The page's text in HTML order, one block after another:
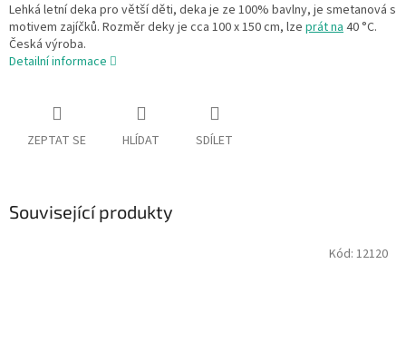
Lehká letní deka pro větší děti, deka je ze 100% bavlny, je smetanová s
motivem zajíčků. Rozměr deky je cca 100 x 150 cm, lze prát na40 °C.
Česká výroba.
Detailní informace
ZEPTAT SE HLÍDAT SDÍLET
Související produkty
Kód: 12120